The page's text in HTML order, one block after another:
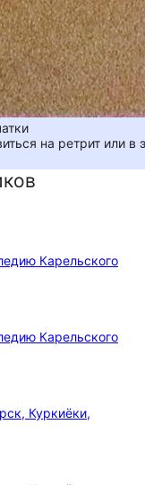
на ретрит или в
Карельского
Карельский
Анна
и умением
даже пасмурная
от
нам, чем
я думала, что
изменила
🌧️🏞️
Карельского
направляясь в
в этот раз решили
удивил своей
— особенно
церковь Андрея
с Анной
яркие
увлекательному
Куркиёки,
местами и
Благодаря нашим